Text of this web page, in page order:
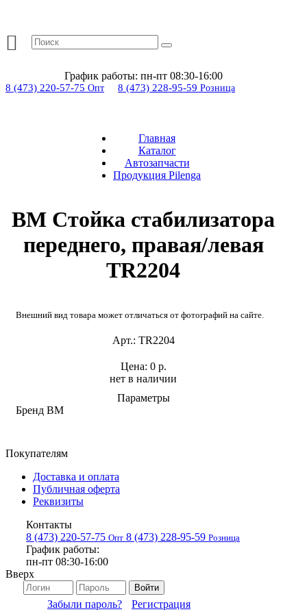
График работы: пн-пт 08:30-16:00
8 (473) 220-57-75 Опт 8 (473) 228-95-59 Розница
Главная
Каталог
Автозапчасти
Продукция Pilenga
BM Стойка стабилизатора
переднего, правая/левая
TR2204
Внешний вид товара может отличаться от фотографий на сайте.
Арт.: TR2204
нет в наличии
Цена: 0 р.
Параметры
Бренд BM
Покупателям
Доставка и оплата
Публичная оферта
Реквизиты
Контакты
8 (473) 220-57-75 Опт 8 (473) 228-95-59 Розница
График работы:
пн-пт 08:30-16:00
Вверх
Войти
Забыли пароль? Регистрация